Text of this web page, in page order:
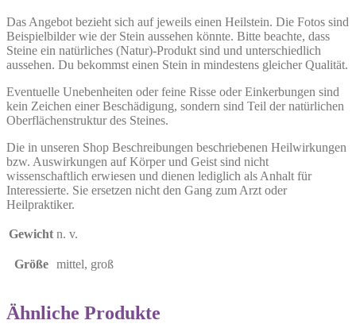
Das Angebot bezieht sich auf jeweils einen Heilstein. Die Fotos sind
Beispielbilder wie der Stein aussehen könnte. Bitte beachte, dass
Steine ein natürliches (Natur)-Produkt sind und unterschiedlich
aussehen. Du bekommst einen Stein in mindestens gleicher Qualität.
Eventuelle Unebenheiten oder feine Risse oder Einkerbungen sind
kein Zeichen einer Beschädigung, sondern sind Teil der natürlichen
Oberflächenstruktur des Steines.
Die in unseren Shop Beschreibungen beschriebenen Heilwirkungen
bzw. Auswirkungen auf Körper und Geist sind nicht
wissenschaftlich erwiesen und dienen lediglich als Anhalt für
Interessierte. Sie ersetzen nicht den Gang zum Arzt oder
Heilpraktiker.
Gewicht n. v.
Größe mittel, groß
Ähnliche Produkte